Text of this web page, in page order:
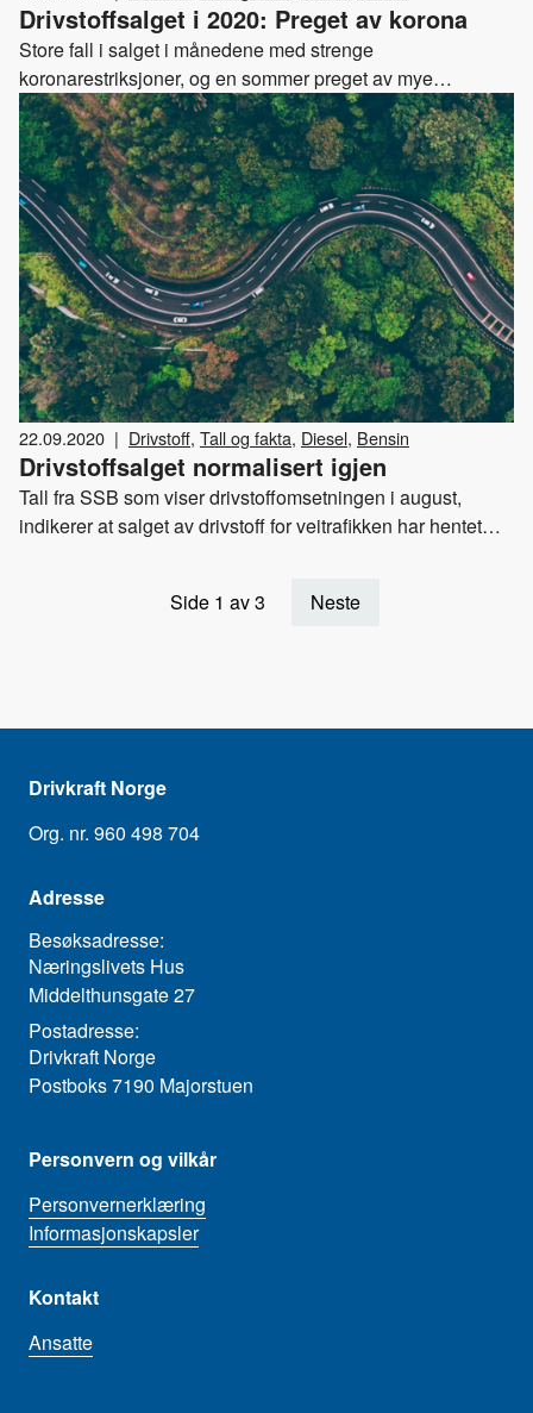
Drivstoffsalget i 2020: Preget av korona
Store fall i salget i månedene med strenge
koronarestriksjoner, og en sommer preget av mye
bilkjøring i eget hjemland, er noen av trendene for fjorårets
drivstoffsalg.
22.09.2020 | Drivstoff, Tall og fakta, Diesel, Bensin
Drivstoffsalget normalisert igjen
Tall fra SSB som viser drivstoffomsetningen i august,
indikerer at salget av drivstoff for veitrafikken har hentet
Side 1 av 3
Neste
Drivkraft Norge
Org. nr. 960 498 704
Adresse
Besøksadresse:
Næringslivets Hus
Middelthunsgate 27
Postadresse:
Drivkraft Norge
Postboks 7190 Majorstuen
Personvern og vilkår
Personvernerklæring
Informasjonskapsler
Kontakt
Ansatte